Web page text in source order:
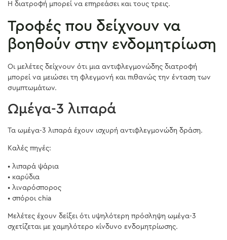
Η διατροφή μπορεί να επηρεάσει και τους τρεις.
Τροφές που δείχνουν να
βοηθούν στην ενδομητρίωση
Οι μελέτες δείχνουν ότι μια αντιφλεγμονώδης διατροφή
μπορεί να μειώσει τη φλεγμονή και πιθανώς την ένταση των
συμπτωμάτων.
Ωμέγα-3 λιπαρά
Τα ωμέγα-3 λιπαρά έχουν ισχυρή αντιφλεγμονώδη δράση.
Καλές πηγές:
• λιπαρά ψάρια
• καρύδια
• λιναρόσπορος
• σπόροι chia
Μελέτες έχουν δείξει ότι υψηλότερη πρόσληψη ωμέγα-3
σχετίζεται με χαμηλότερο κίνδυνο ενδομητρίωσης.